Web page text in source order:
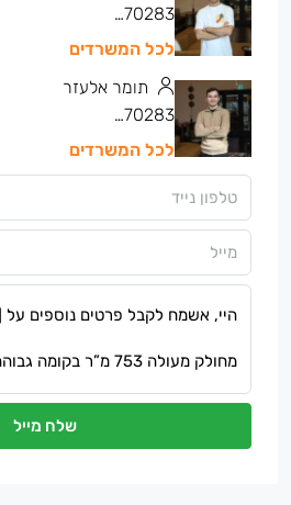
050-7770283
לכל המשרדים
תומר אלעזר
050-7770283
לכל המשרדים
שלח מייל